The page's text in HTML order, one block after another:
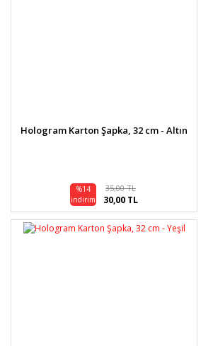
Hologram Karton Şapka, 32 cm - Altın
%14
indirim
35,00 TL
30,00 TL